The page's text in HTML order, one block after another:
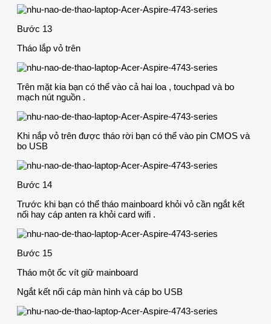
Bước 13
Tháo lắp vỏ trên
Trên mặt kia bạn có thể vào cả hai loa , touchpad và bo
mạch nút nguồn .
Khi nắp vỏ trên được tháo rời bạn có thể vào pin CMOS và
bo USB
Bước 14
Trước khi bạn có thể tháo mainboard khỏi vỏ cần ngắt kết
nối hay cáp anten ra khỏi card wifi .
Bước 15
Tháo một ốc vít giữ mainboard
Ngắt kết nối cáp màn hình và cáp bo USB